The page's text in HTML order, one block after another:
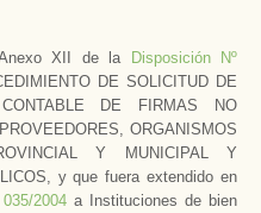
XII de la
Disposición Nº
DE SOLICITUD DE
DE FIRMAS NO
ORGANISMOS
Y MUNICIPAL Y
y que fuera extendido en
2004 a Instituciones de bien